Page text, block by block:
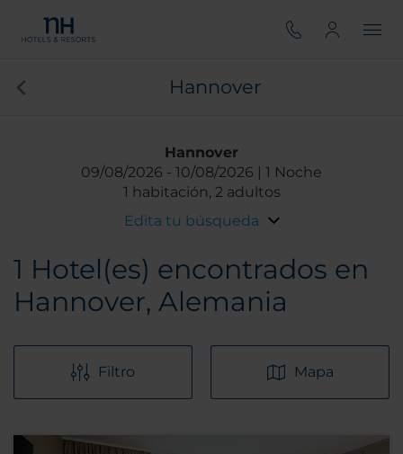
Hannover
Hannover
09/08/2026
10/08/2026
1 Noche
1 habitación, 2 adultos
Edita tu búsqueda
1 Hotel(es) encontrados en
Hannover, Alemania
Filtro Mapa